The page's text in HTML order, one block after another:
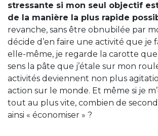
stressante si mon seul objectif
de la manière la plus rapide
revanche, sans être obnubilée par
décide d’en faire une activité que je
elle-même, je regarde la carotte
sens la pâte que j’étale sur mon
activités deviennent non plus
action sur le monde. Et même si je
tout au plus vite, combien de
ainsi « économiser » ?